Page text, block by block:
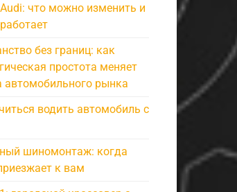
что можно изменить и
без границ: как
простота меняет
автомобильного рынка
водить автомобиль с
шиномонтаж: когда
к вам